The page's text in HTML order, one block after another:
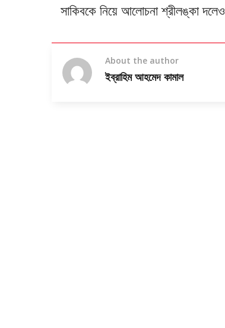
সাকিবকে নিয়ে আলোচনা শ্রীলঙ্কা দলেও
About the author
ইব্রাহিম আহমেদ কামাল